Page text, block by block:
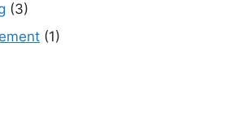
(3)
(1)